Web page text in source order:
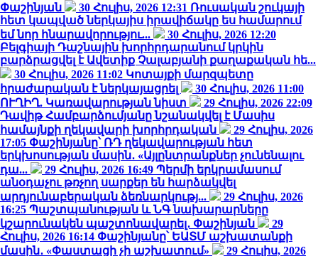
Փաշինյան
30 Հուլիս, 2026 12:31 Ռուսական շուկայի
հետ կապված ներկայիս իրավիճակը ես համարում
եմ նոր հնարավորությու...
30 Հուլիս, 2026 12:20
Բելգիայի Դաշնային խորհրդարանում կրկին
բարձրացվել է Ավետիք Չալաբյանի քաղաքական հե...
30 Հուլիս, 2026 11:02 Կոտայքի մարզպետը
հրաժարական է ներկայացրել
30 Հուլիս, 2026 11:00
ՈՒՂԻՂ. Կառավարության նիստ
29 Հուլիս, 2026 22:09
Դավիթ Համբարձումյանը նշանակվել է Մասիս
համայնքի ղեկավարի խորհրդական
29 Հուլիս, 2026
17:05 Փաշինյանը՝ ՌԴ ղեկավարության հետ
երկխոսության մասին․ «Այլընտրանքներ չունենալու
դա...
29 Հուլիս, 2026 16:49 Պերմի երկրամասում
անօդաչու թռչող սարքեր են հարձակվել
արդյունաբերական ձեռնարկությ...
29 Հուլիս, 2026
16:25 Պաշտպանության և ՆԳ նախարարները
կշարունակեն պաշտոնավարել․ Փաշինյան
29
Հուլիս, 2026 16:14 Փաշինյանը՝ ԵԱՏՄ աշխատանքի
մասին․ «Փաստացի չի աշխատում»
29 Հուլիս, 2026